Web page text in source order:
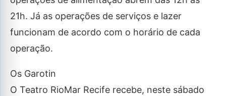
21h. Já as operações de serviços e lazer
funcionam de acordo com o horário de cada
operação.
Os Garotin
O Teatro RioMar Recife recebe, neste sábado